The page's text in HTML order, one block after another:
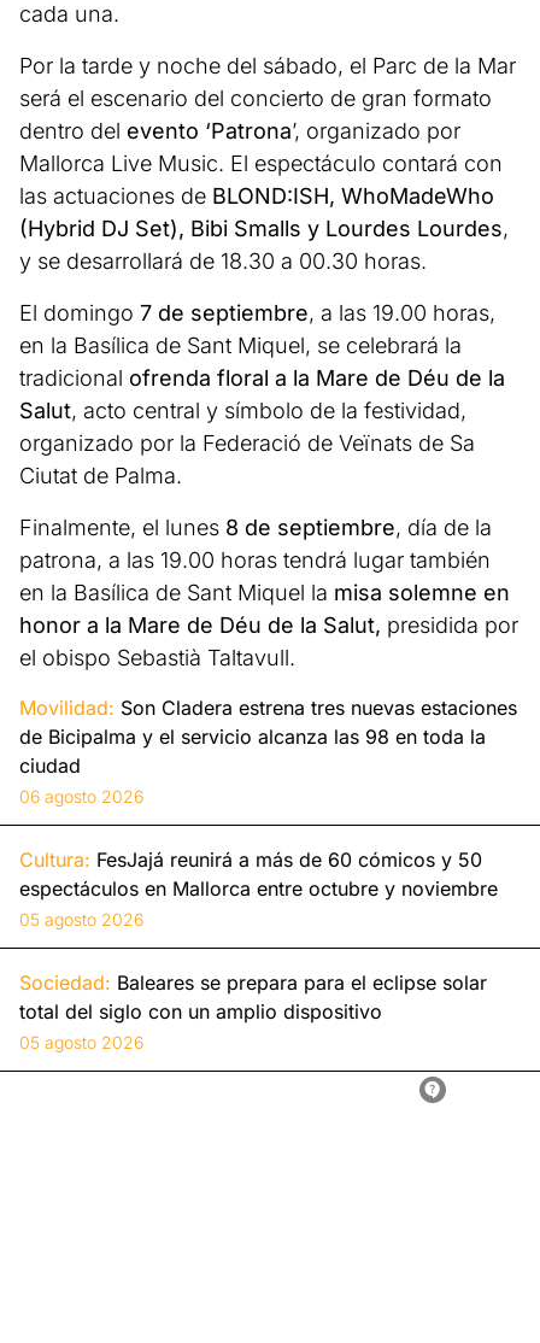
cada una.
Por la tarde y noche del sábado, el Parc de la Mar
será el escenario del concierto de gran formato
dentro del evento ‘Patrona’, organizado por
Mallorca Live Music. El espectáculo contará con
las actuaciones de BLOND:ISH, WhoMadeWho
(Hybrid DJ Set), Bibi Smalls y Lourdes Lourdes,
y se desarrollará de 18.30 a 00.30 horas.
El domingo 7 de septiembre, a las 19.00 horas,
en la Basílica de Sant Miquel, se celebrará la
tradicional ofrenda floral a la Mare de Déu de la
Salut, acto central y símbolo de la festividad,
organizado por la Federació de Veïnats de Sa
Ciutat de Palma.
Finalmente, el lunes 8 de septiembre, día de la
patrona, a las 19.00 horas tendrá lugar también
en la Basílica de Sant Miquel la misa solemne en
honor a la Mare de Déu de la Salut, presidida por
el obispo Sebastià Taltavull.
Movilidad: Son Cladera estrena tres nuevas estaciones
de Bicipalma y el servicio alcanza las 98 en toda la
ciudad
06 agosto 2026
Cultura: FesJajá reunirá a más de 60 cómicos y 50
espectáculos en Mallorca entre octubre y noviembre
05 agosto 2026
Sociedad: Baleares se prepara para el eclipse solar
total del siglo con un amplio dispositivo
05 agosto 2026